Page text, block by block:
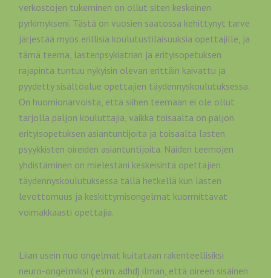
verkostojen tukeminen on ollut siten keskeinen
pyrkimykseni. Tästä on vuosien saatossa kehittynyt tarve
järjestää myös erillisiä koulutustilaisuuksia opettajille, ja
tämä teema, lastenpsykiatrian ja erityisopetuksen
rajapinta tuntuu nykyisin olevan erittäin kaivattu ja
pyydetty sisältöalue opettajien täydennyskoulutuksessa.
On huomionarvoista, että siihen teemaan ei ole ollut
tarjolla paljon kouluttajia, vaikka toisaalta on paljon
erityisopetuksen asiantuntijoita ja toisaalta lasten
psyykkisten oireiden asiantuntijoita. Näiden teemojen
yhdistäminen on mielestäni keskeisintä opettajien
täydennyskoulutuksessa tällä hetkellä kun lasten
levottomuus ja keskittymisongelmat kuormittavat
voimakkaasti opettajia.
Liian usein nuo ongelmat kuitataan rakenteellisiksi
neuro-ongelmiksi ( esim. adhd) ilman, että oireen sisäinen